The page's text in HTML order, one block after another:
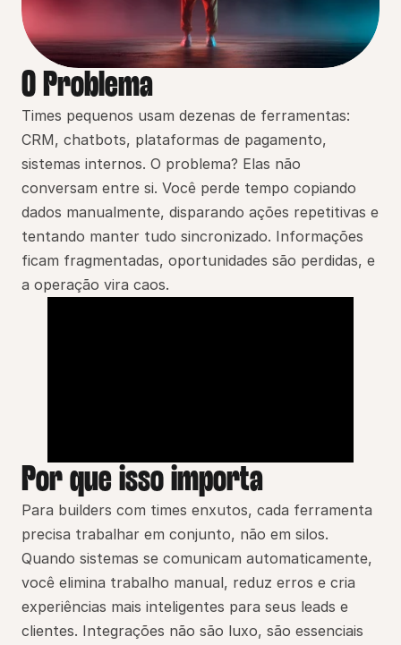
O Problema
Times pequenos usam dezenas de ferramentas:
CRM, chatbots, plataformas de pagamento,
sistemas internos. O problema? Elas não
conversam entre si. Você perde tempo copiando
dados manualmente, disparando ações repetitivas e
tentando manter tudo sincronizado. Informações
ficam fragmentadas, oportunidades são perdidas, e
a operação vira caos.
Por que isso importa
Para builders com times enxutos, cada ferramenta
precisa trabalhar em conjunto, não em silos.
Quando sistemas se comunicam automaticamente,
você elimina trabalho manual, reduz erros e cria
experiências mais inteligentes para seus leads e
clientes. Integrações não são luxo, são essenciais